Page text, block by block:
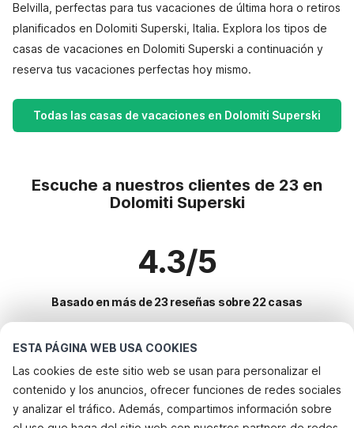
ESTA PÁGINA WEB USA COOKIES
Las cookies de este sitio web se usan para personalizar el
contenido y los anuncios, ofrecer funciones de redes sociales
y analizar el tráfico. Además, compartimos información sobre
Belvilla, perfectas para tus vacaciones de última hora o retiros
planificados en Dolomiti Superski, Italia. Explora los tipos de
casas de vacaciones en Dolomiti Superski a continuación y
reserva tus vacaciones perfectas hoy mismo.
Todas las casas de vacaciones en Dolomiti Superski
Escuche a nuestros clientes de 23 en
Dolomiti Superski
4.3/5
Basado en más de 23 reseñas sobre 22 casas
Destinos más populares para vacaciones
Servicios populares para vacaciones en Dolomiti superski
Vacaciones con perro - Alquileres vacacionales que aceptan